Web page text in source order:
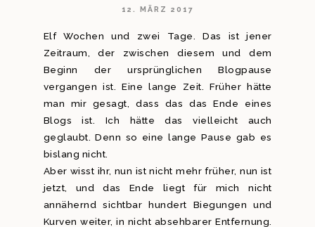
12. MÄRZ 2017
Elf Wochen und zwei Tage. Das ist jener
Zeitraum, der zwischen diesem und dem
Beginn der ursprünglichen Blogpause
vergangen ist. Eine lange Zeit. Früher hätte
man mir gesagt, dass das das Ende eines
Blogs ist. Ich hätte das vielleicht auch
geglaubt. Denn so eine lange Pause gab es
bislang nicht.
Aber wisst ihr, nun ist nicht mehr früher, nun ist
jetzt, und das Ende liegt für mich nicht
annähernd sichtbar hundert Biegungen und
Kurven weiter, in nicht absehbarer Entfernung.